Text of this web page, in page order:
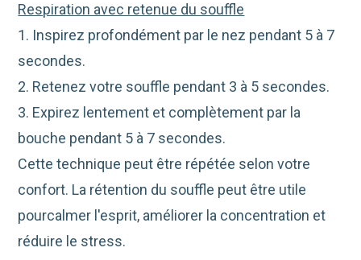
Respiration avec retenue du souffle
1. Inspirez profondément par le nez pendant 5 à 7
secondes.
2. Retenez votre souffle pendant 3 à 5 secondes.
3. Expirez lentement et complètement par la
bouche pendant 5 à 7 secondes.
Cette technique peut être répétée selon votre
confort. La rétention du souffle peut être utile
pourcalmer l'esprit, améliorer la concentration et
réduire le stress.